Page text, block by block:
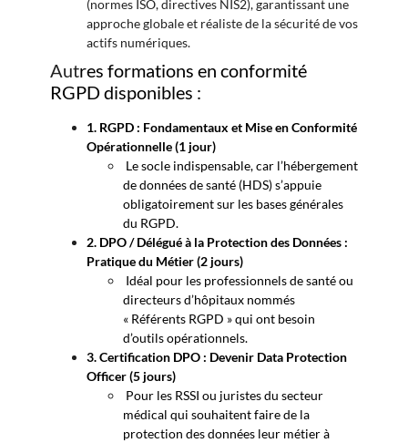
(normes ISO, directives NIS2), garantissant une
approche globale et réaliste de la sécurité de vos
actifs numériques.
Autres formations en conformité
RGPD disponibles :
1. RGPD : Fondamentaux et Mise en Conformité
Opérationnelle (1 jour)
Le socle indispensable, car l’hébergement
de données de santé (HDS) s’appuie
obligatoirement sur les bases générales
du RGPD.
2. DPO / Délégué à la Protection des Données :
Pratique du Métier (2 jours)
Idéal pour les professionnels de santé ou
directeurs d’hôpitaux nommés
« Référents RGPD » qui ont besoin
d’outils opérationnels.
3.Certification DPO : Devenir Data Protection
Officer (5 jours)
Pour les RSSI ou juristes du secteur
médical qui souhaitent faire de la
protection des données leur métier à